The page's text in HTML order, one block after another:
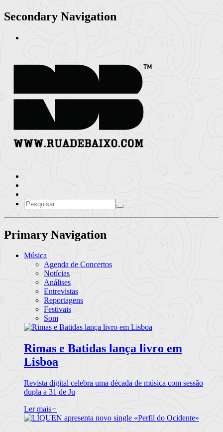
Secondary Navigation
Primary Navigation
Música
Agenda de Concertos
Notícias
Análises
Entrevistas
Reportagens
Festivais
Som
Rimas e Batidas lança livro em
Lisboa
Revista digital celebra uma década de música com sessão
dupla a 31 de Ju
Ler mais+